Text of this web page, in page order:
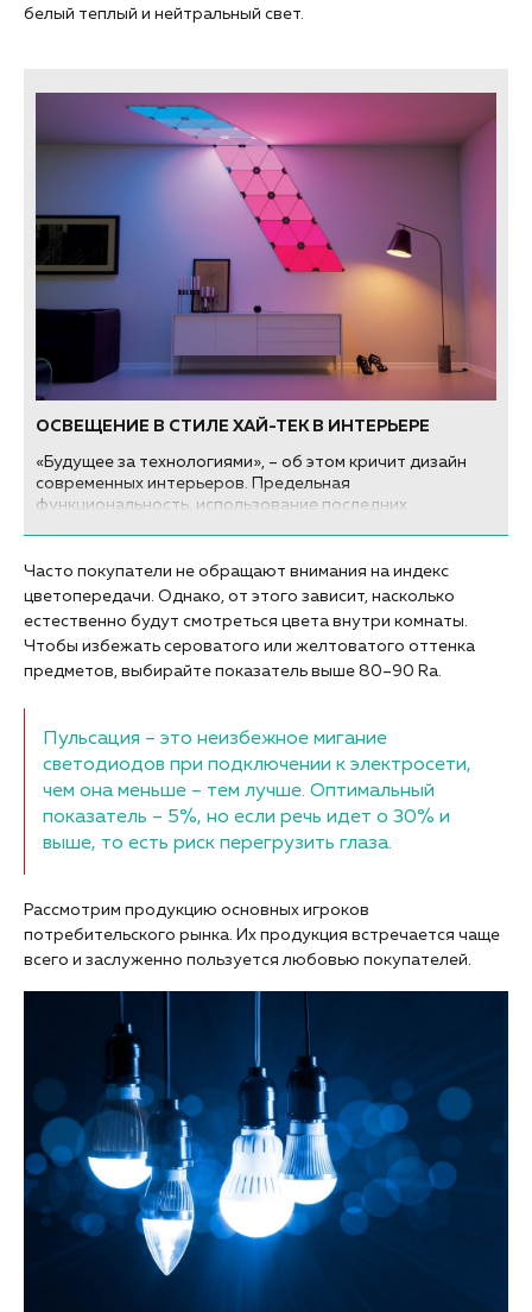
белый теплый и нейтральный свет.
ОСВЕЩЕНИЕ В СТИЛЕ ХАЙ-ТЕК В ИНТЕРЬЕРЕ
«Будущее за технологиями», – об этом кричит дизайн
современных интерьеров. Предельная
функциональность, использование последних
на поддержание единого образа в целом. Освещение в
стиле хай-тек в интерьере – какое оно?
Часто покупатели не обращают внимания на индекс
цветопередачи. Однако, от этого зависит, насколько
естественно будут смотреться цвета внутри комнаты.
Чтобы избежать сероватого или желтоватого оттенка
предметов, выбирайте показатель выше 80–90 Ra.
Пульсация – это неизбежное мигание
светодиодов при подключении к электросети,
чем она меньше – тем лучше. Оптимальный
показатель – 5%, но если речь идет о 30% и
выше, то есть риск перегрузить глаза.
Рассмотрим продукцию основных игроков
потребительского рынка. Их продукция встречается чаще
всего и заслуженно пользуется любовью покупателей.